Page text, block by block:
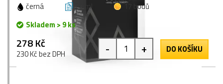
černá 20 ml
17 bodů
Skladem > 9 ks
278 Kč
230 Kč bez DPH - + DO KOŠÍKU